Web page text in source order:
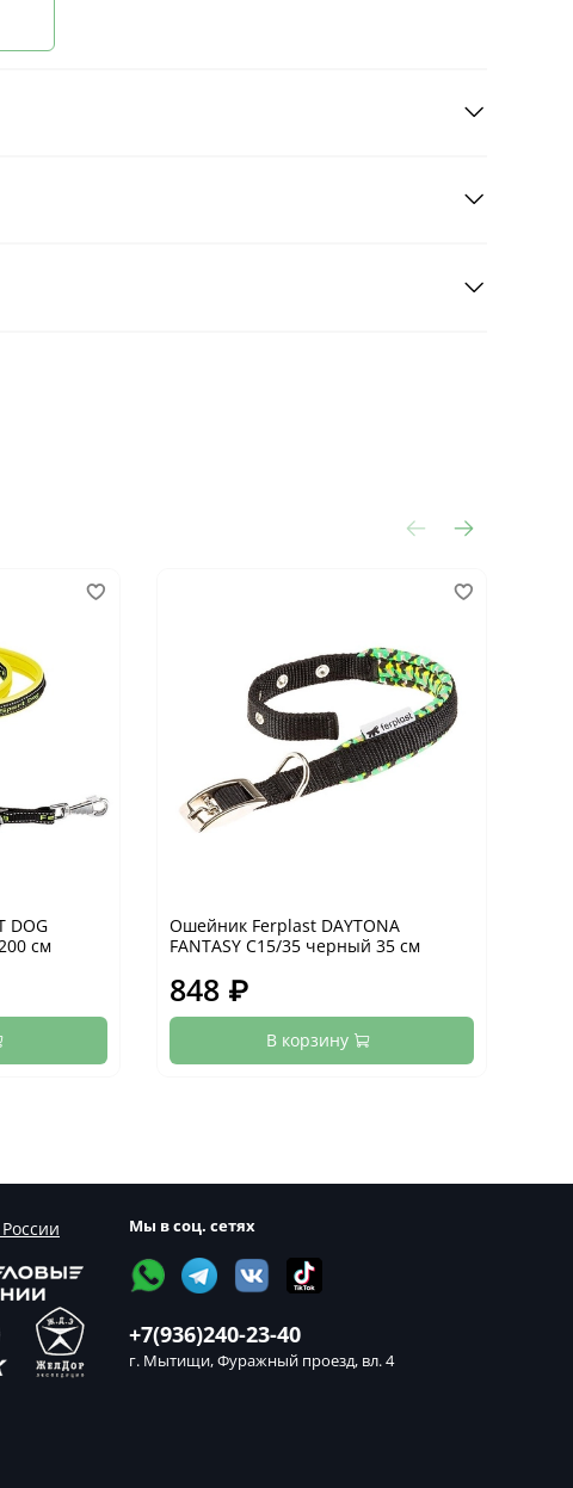
DOG
см
Ошейник Ferplast DAYTONA
FANTASY C15/35 черный 35 см
848 ₽
В корзину
Мы в соц. сетях
+7(936)240-23-40
г. Мытищи, Фуражный проезд, вл. 4